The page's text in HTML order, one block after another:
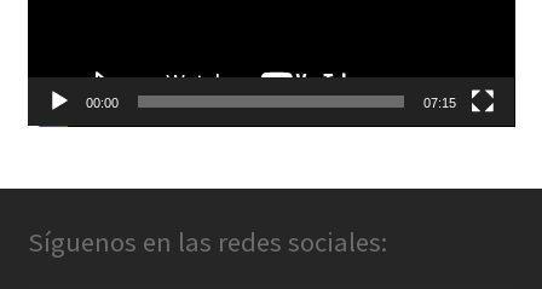
00:00 07:15
Síguenos en las redes sociales: